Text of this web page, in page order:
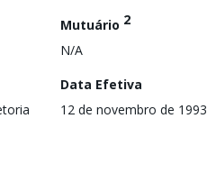
Mutuário 2
N/A
Data Efetiva
12 de novembro de 1993